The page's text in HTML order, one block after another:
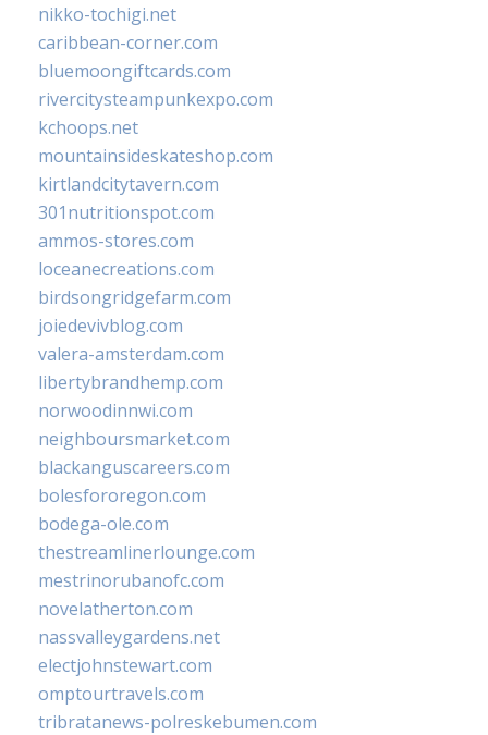
nikko-tochigi.net
caribbean-corner.com
bluemoongiftcards.com
rivercitysteampunkexpo.com
kchoops.net
mountainsideskateshop.com
kirtlandcitytavern.com
301nutritionspot.com
ammos-stores.com
loceanecreations.com
birdsongridgefarm.com
joiedevivblog.com
valera-amsterdam.com
libertybrandhemp.com
norwoodinnwi.com
neighboursmarket.com
blackanguscareers.com
bolesfororegon.com
bodega-ole.com
thestreamlinerlounge.com
mestrinorubanofc.com
novelatherton.com
nassvalleygardens.net
electjohnstewart.com
omptourtravels.com
tribratanews-polreskebumen.com